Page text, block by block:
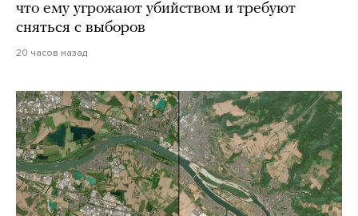
что ему угрожают убийством и требуют
сняться с выборов
20 часов назад